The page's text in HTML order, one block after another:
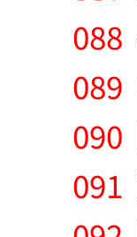
088
089
090
091